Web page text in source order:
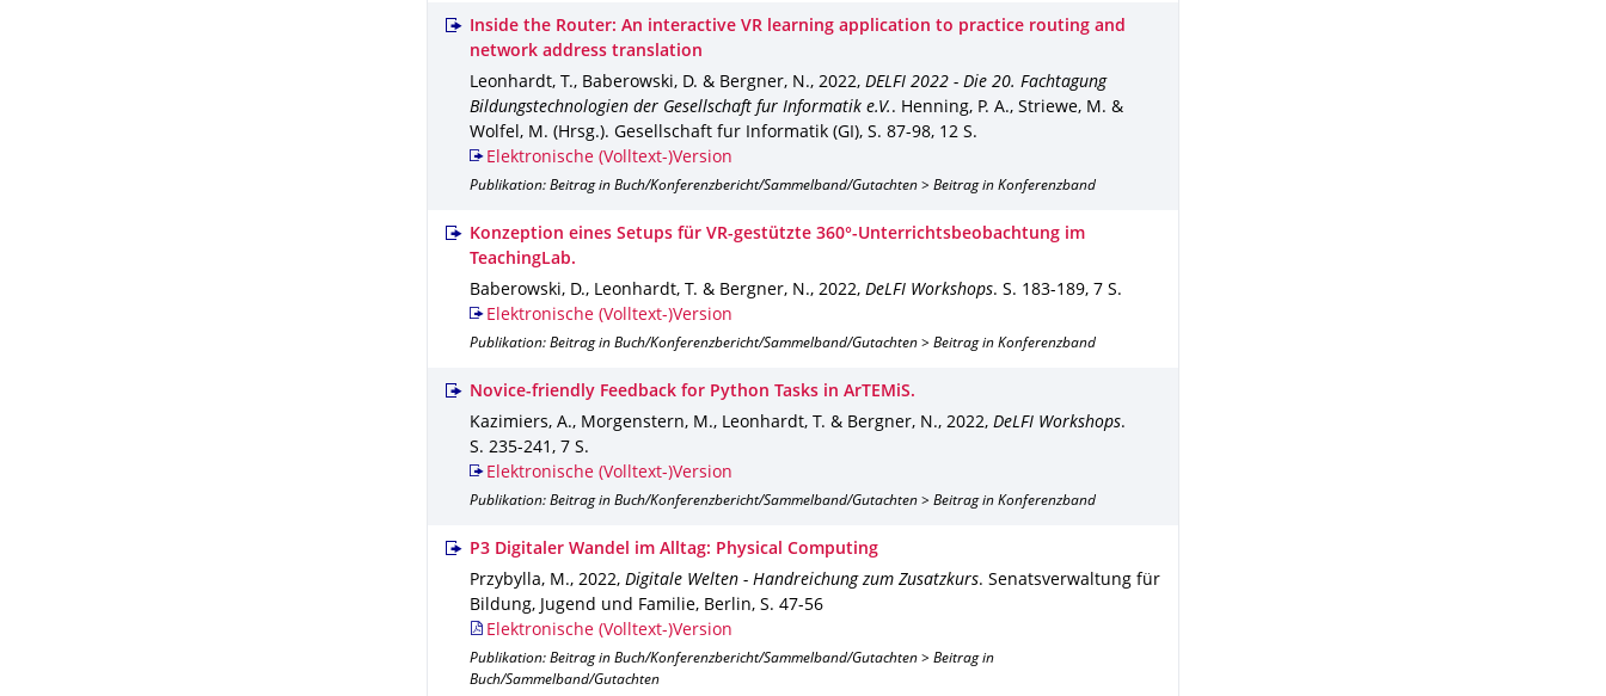
Inside the Router: An interactive VR learning application to practice routing and
network address translation
Leonhardt, T., Baberowski, D. & Bergner, N., 2022, DELFI 2022 - Die 20. Fachtagung
Bildungstechnologien der Gesellschaft fur Informatik e.V. . Henning, P. A., Striewe, M. &
Wolfel, M. (Hrsg.). Gesellschaft fur Informatik (GI), S. 87-98, 12 S.
Elektronische (Volltext-)Version
Publikation: Beitrag in Buch/Konferenzbericht/Sammelband/Gutachten > Beitrag in Konferenzband
Konzeption eines Setups für VR-gestützte 360°-Unterrichtsbeobachtung im
TeachingLab.
Baberowski, D., Leonhardt, T. & Bergner, N., 2022, DeLFI Workshops. S. 183-189, 7 S.
Elektronische (Volltext-)Version
Publikation: Beitrag in Buch/Konferenzbericht/Sammelband/Gutachten > Beitrag in Konferenzband
Novice-friendly Feedback for Python Tasks in ArTEMiS.
Kazimiers, A., Morgenstern, M., Leonhardt, T. & Bergner, N., 2022, DeLFI Workshops.
S. 235-241 , 7 S.
Elektronische (Volltext-)Version
Publikation: Beitrag in Buch/Konferenzbericht/Sammelband/Gutachten > Beitrag in Konferenzband
P3 Digitaler Wandel im Alltag: Physical Computing
Przybylla, M., 2022, Digitale Welten - Handreichung zum Zusatzkurs. Senatsverwaltung für
Bildung, Jugend und Familie, Berlin, S. 47-56
Elektronische (Volltext-)Version
Publikation: Beitrag in Buch/Konferenzbericht/Sammelband/Gutachten > Beitrag in
Buch/Sammelband/Gutachten